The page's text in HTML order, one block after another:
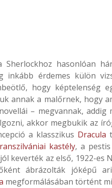
Sherlockhoz hasonlóan
inkább érdemes külön
hogy képtelenség
annak a malőrnek, hogy
– megvannak,
akkor megbukik az
a klasszikus Dracula
kastély, a
keverték az első, 1922-es
ábrázolták jóképű
megformálásában történt